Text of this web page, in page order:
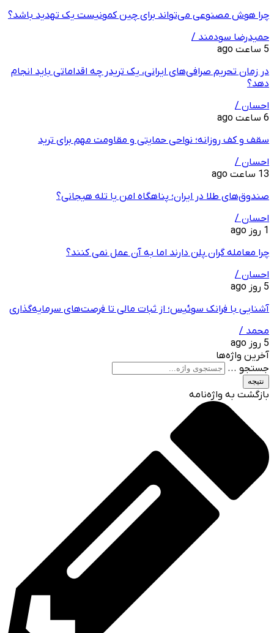
چرا هوش مصنوعی می‌تواند برای چین کمونیست یک تهدید باشد؟
حمیدرضا سودمند /
5 ساعت ago
در زمان تحریم صرافی‌های ایرانی، یک تریدر چه اقداماتی باید انجام
دهد؟
احسان /
6 ساعت ago
سقف و کف روزانه؛ نواحی حمایتی و مقاومت مهم برای ترید
احسان /
13 ساعت ago
صندوق‌های طلا در ایران؛ پناهگاه امن یا تله هیجانی؟
احسان /
1 روز ago
چرا معامله ‌گران پلن دارند اما به آن عمل نمی ‌کنند؟
احسان /
5 روز ago
آشنایی با فرانک سوئیس؛ از ثبات مالی تا فرصت‌های سرمایه‌گذاری
محمد /
5 روز ago
آخرین واژه‌ها
جستجو ...
نتیجه
بازگشت به واژه‌نامه